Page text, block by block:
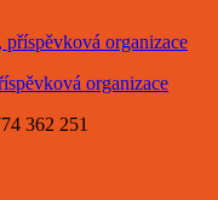
organizace
362 251